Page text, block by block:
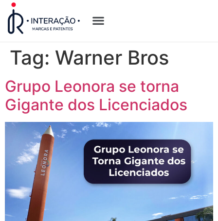
Tag: Warner Bros
Grupo Leonora se torna
Gigante dos Licenciados